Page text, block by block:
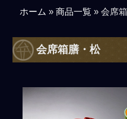
1,000円～
3,000円～
ホーム » 商品一覧» 会席
会席箱膳・松